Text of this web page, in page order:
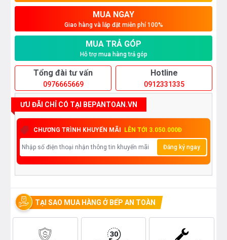
MUA NGAY
Giao hàng và lắp đặt miễn phí 100%
MUA TRẢ GÓP
Hỗ trợ mua hàng trả góp
Tổng đài tư vấn
0976665669
Hotline
0912331335
ƯU ĐÃI CHỈ CÓ TẠI BEPANTOAN.VN
CHƯƠNG TRÌNH KHUYẾN MÃI LÊN TỚI 3.050.000Đ
Đăng ký ngay
TẠI SAO MUA HÀNG Ở BẾP AN TOÀN